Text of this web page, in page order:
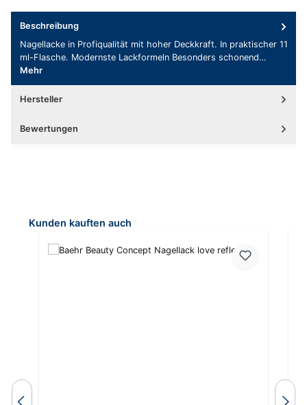
Beschreibung
Nagellacke in Profiqualität mit hoher Deckkraft. In praktischer 11
ml-Flasche. Modernste Lackformeln Besonders schonend…
Mehr
Hersteller
Bewertungen
Produktgalerie überspringen
Kunden kauften auch